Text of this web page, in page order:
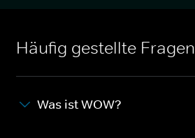
Häufig gestellte Fragen
Was ist WOW?